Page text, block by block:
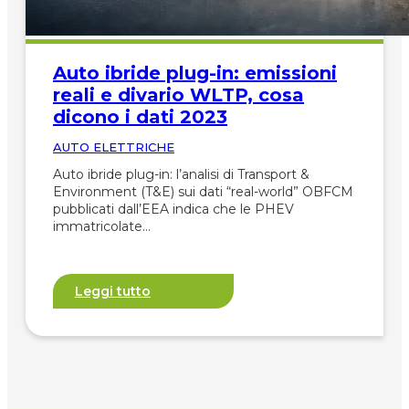
Auto ibride plug-in: emissioni
reali e divario WLTP, cosa
dicono i dati 2023
AUTO ELETTRICHE
Auto ibride plug-in: l’analisi di Transport &
Environment (T&E) sui dati “real-world” OBFCM
pubblicati dall’EEA indica che le PHEV
immatricolate…
Leggi tutto